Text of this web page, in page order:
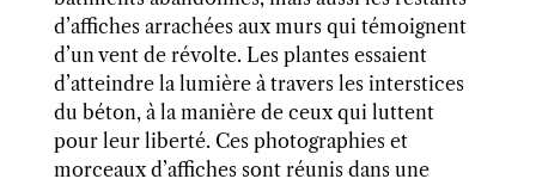
d’affiches arrachées aux murs qui témoignent
d’un vent de révolte. Les plantes essaient
d’atteindre la lumière à travers les interstices
du béton, à la manière de ceux qui luttent
pour leur liberté. Ces photographies et
morceaux d’affiches sont réunis dans une